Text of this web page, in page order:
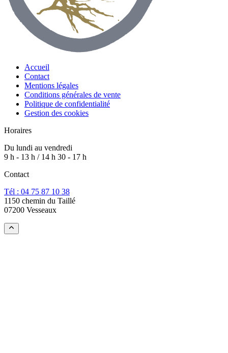
Accueil
Contact
Mentions légales
Conditions générales de vente
Politique de confidentialité
Gestion des cookies
Horaires
Du lundi au vendredi
9 h - 13 h / 14 h 30 - 17 h
Contact
Tél : 04 75 87 10 38
1150 chemin du Taillé
07200 Vesseaux